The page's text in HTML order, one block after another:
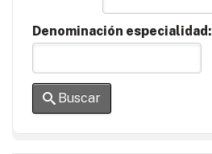
Denominación especialidad:
Buscar